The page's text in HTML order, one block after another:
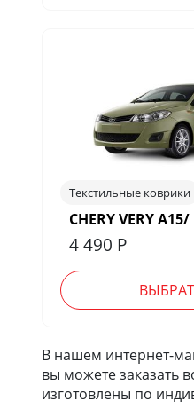
Текстильные коврики
CHERY VERY
4 490 Р
В нашем интернет-
вы можете заказать
изготовлены по